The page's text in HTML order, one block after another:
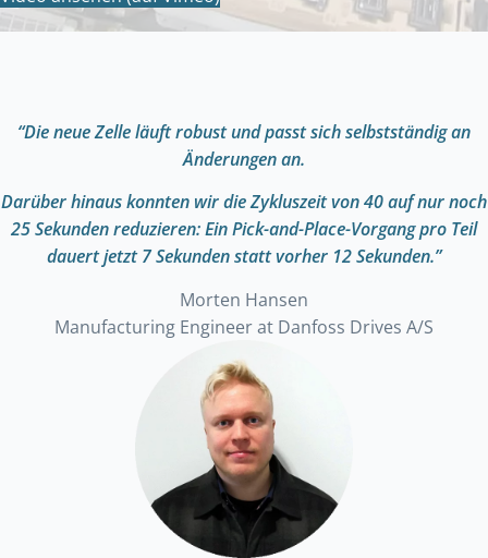
“Die neue Zelle läuft robust und passt sich selbstständig an
Änderungen an.
Darüber hinaus konnten wir die Zykluszeit von 40 auf nur noch
25 Sekunden reduzieren: Ein Pick-and-Place-Vorgang pro Teil
dauert jetzt 7 Sekunden statt vorher 12 Sekunden.”
Morten Hansen
Manufacturing Engineer at Danfoss Drives A/S